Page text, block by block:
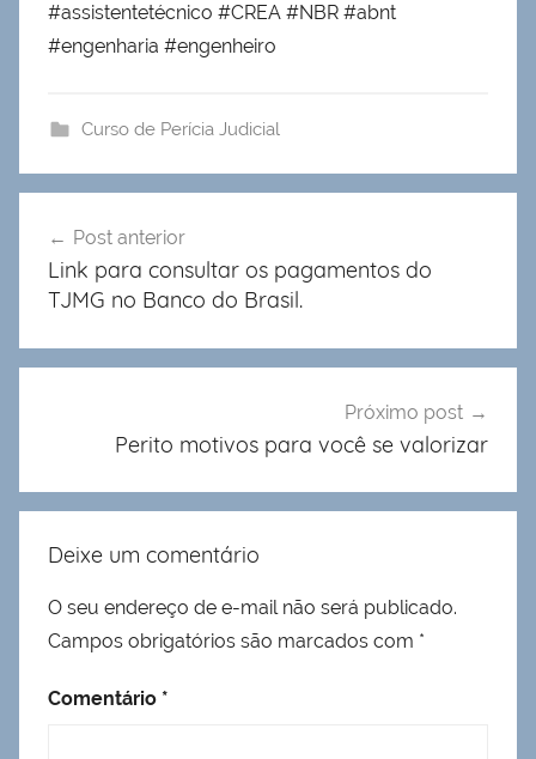
#assistentetécnico #CREA #NBR #abnt
#engenharia #engenheiro
Curso de Perícia Judicial
de
Post
Post anterior
Link para consultar os pagamentos do
TJMG no Banco do Brasil.
Próximo post
Perito motivos para você se valorizar
Deixe um comentário
O seu endereço de e-mail não será publicado.
Campos obrigatórios são marcados com *
Comentário *